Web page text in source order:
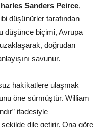
Sanders Peirce,
düşünürler tarafından
düşünce biçimi, Avrupa
doğrudan
savunur.
hakikatlere ulaşmak
öne sürmüştür. William
ifadesiyle
dile getirir. Ona göre